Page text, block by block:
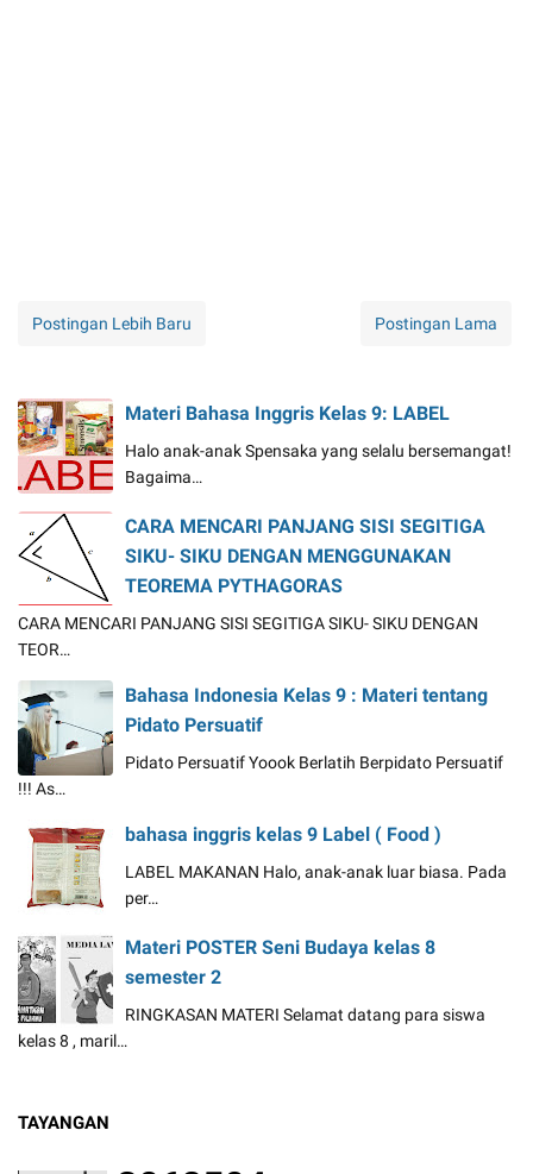
Postingan Lebih Baru Postingan Lama
Materi Bahasa Inggris Kelas 9: LABEL
Halo anak-anak Spensaka yang selalu bersemangat!
Bagaima…
CARA MENCARI PANJANG SISI SEGITIGA
SIKU- SIKU DENGAN MENGGUNAKAN
TEOREMA PYTHAGORAS
CARA MENCARI PANJANG SISI SEGITIGA SIKU- SIKU DENGAN
TEOR…
Bahasa Indonesia Kelas 9 : Materi tentang
Pidato Persuatif
Pidato Persuatif Yoook Berlatih Berpidato Persuatif
!!! As…
bahasa inggris kelas 9 Label ( Food )
LABEL MAKANAN Halo, anak-anak luar biasa. Pada
per…
Materi POSTER Seni Budaya kelas 8
semester 2
RINGKASAN MATERI Selamat datang para siswa
kelas 8 , maril…
TAYANGAN